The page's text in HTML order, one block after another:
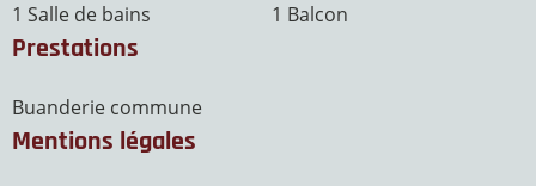
1 Salle de bains
1 Balcon
Prestations
Buanderie commune
Mentions légales